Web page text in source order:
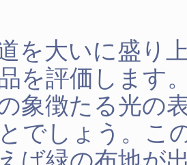
を大いに盛り
を評価します
象徴たる光の
でしょう。こ